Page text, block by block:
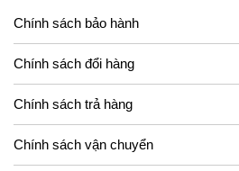
Chính sách bảo hành
Chính sách đổi hàng
Chính sách trả hàng
Chính sách vận chuyển